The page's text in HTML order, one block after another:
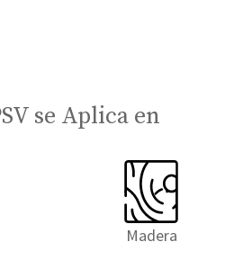
se Aplica en
Madera